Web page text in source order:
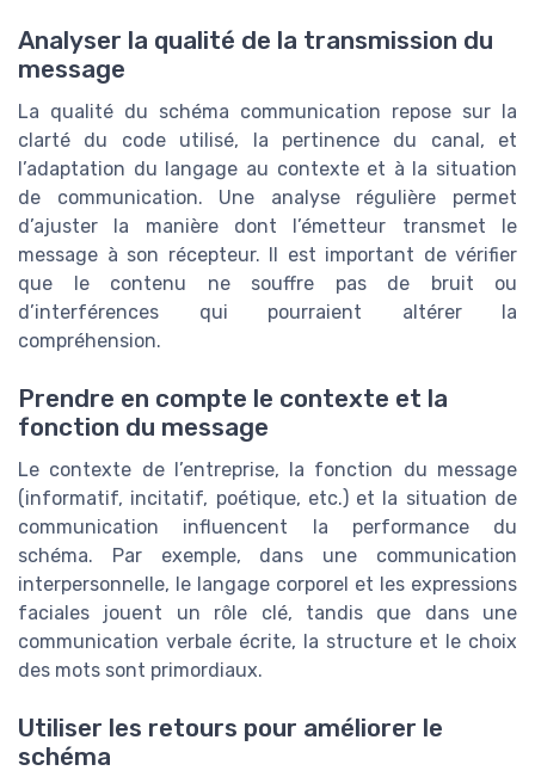
Analyser la qualité de la transmission du
message
La qualité du schéma communication repose sur la
clarté du code utilisé, la pertinence du canal, et
l’adaptation du langage au contexte et à la situation
de communication. Une analyse régulière permet
d’ajuster la manière dont l’émetteur transmet le
message à son récepteur. Il est important de vérifier
que le contenu ne souffre pas de bruit ou
d’interférences qui pourraient altérer la
compréhension.
Prendre en compte le contexte et la
fonction du message
Le contexte de l’entreprise, la fonction du message
(informatif, incitatif, poétique, etc.) et la situation de
communication influencent la performance du
schéma. Par exemple, dans une communication
interpersonnelle, le langage corporel et les expressions
faciales jouent un rôle clé, tandis que dans une
communication verbale écrite, la structure et le choix
des mots sont primordiaux.
Utiliser les retours pour améliorer le
schéma